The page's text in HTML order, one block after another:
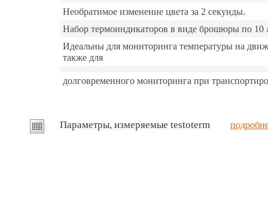
Необратимое изменение цвета за 2 секунды.
Набор термоиндикаторов в виде брошюры по 10
Идеальны для мониторинга температуры на
также для
долговременного мониторинга при
Параметры, измеряемые testoterm